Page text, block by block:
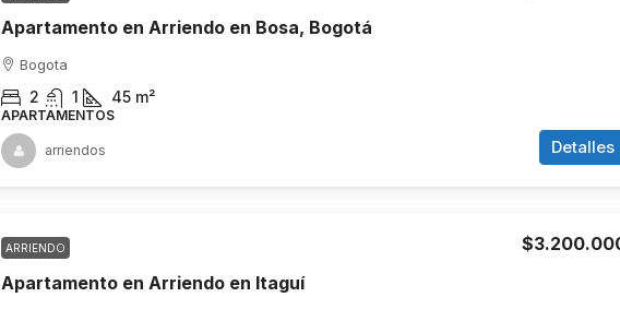
Apartamento en Arriendo en Bosa, Bogotá
Bogota
2 1 45 m²
APARTAMENTOS
Detalles
arriendos
ARRIENDO
Apartamento en Arriendo en Itaguí